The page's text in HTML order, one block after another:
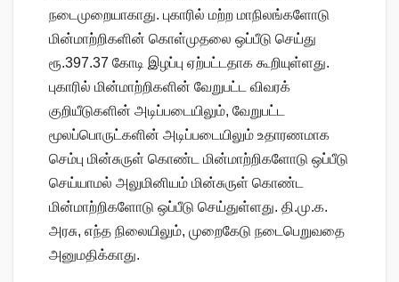
நடைமுறையாகாது. புகாரில் மற்ற மாநிலங்களோடு
மின்மாற்றிகளின் கொள்முதலை ஒப்பீடு செய்து
ரூ.397.37 கோடி இழப்பு ஏற்பட்டதாக கூறியுள்ளது.
புகாரில் மின்மாற்றிகளின் வேறுபட்ட விவரக்
குறியீடுகளின் அடிப்படையிலும், வேறுபட்ட
மூலப்பொருட்களின் அடிப்படையிலும் உதாரணமாக
செம்பு மின்சுருள் கொண்ட மின்மாற்றிகளோடு ஒப்பீடு
செய்யாமல் அலுமினியம் மின்சுருள் கொண்ட
மின்மாற்றிகளோடு ஒப்பீடு செய்துள்ளது. தி.மு.க.
அரசு, எந்த நிலையிலும், முறைகேடு நடைபெறுவதை
அனுமதிக்காது.